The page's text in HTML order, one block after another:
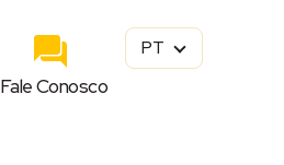
Fale Conosco
PT